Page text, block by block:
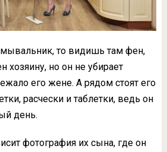
то видишь там фен,
хозяину, но он не убирает
его жене. А рядом стоят его
расчески и таблетки, ведь он
день.
фотография их сына, где он